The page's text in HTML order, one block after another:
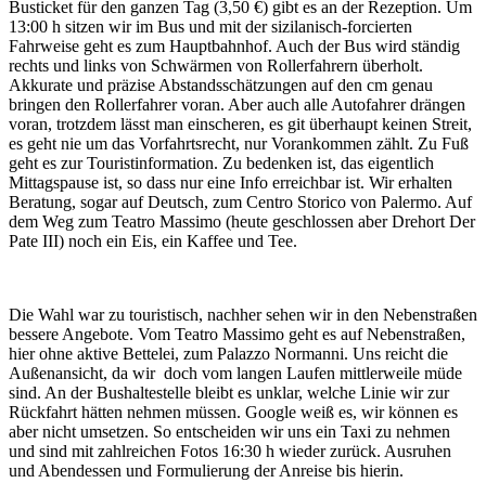
Busticket für den ganzen Tag (3,50 €) gibt es an der Rezeption. Um
13:00 h sitzen wir im Bus und mit der sizilanisch-forcierten
Fahrweise geht es zum Hauptbahnhof. Auch der Bus wird ständig
rechts und links von Schwärmen von Rollerfahrern überholt.
Akkurate und präzise Abstandsschätzungen auf den cm genau
bringen den Rollerfahrer voran. Aber auch alle Autofahrer drängen
voran, trotzdem lässt man einscheren, es git überhaupt keinen Streit,
es geht nie um das Vorfahrtsrecht, nur Vorankommen zählt. Zu Fuß
geht es zur Touristinformation. Zu bedenken ist, das eigentlich
Mittagspause ist, so dass nur eine Info erreichbar ist. Wir erhalten
Beratung, sogar auf Deutsch, zum Centro Storico von Palermo. Auf
dem Weg zum Teatro Massimo (heute geschlossen aber Drehort Der
Pate III) noch ein Eis, ein Kaffee und Tee.
Die Wahl war zu touristisch, nachher sehen wir in den Nebenstraßen
bessere Angebote. Vom Teatro Massimo geht es auf Nebenstraßen,
hier ohne aktive Bettelei, zum Palazzo Normanni. Uns reicht die
Außenansicht, da wir doch vom langen Laufen mittlerweile müde
sind. An der Bushaltestelle bleibt es unklar, welche Linie wir zur
Rückfahrt hätten nehmen müssen. Google weiß es, wir können es
aber nicht umsetzen. So entscheiden wir uns ein Taxi zu nehmen
und sind mit zahlreichen Fotos 16:30 h wieder zurück. Ausruhen
und Abendessen und Formulierung der Anreise bis hierin.